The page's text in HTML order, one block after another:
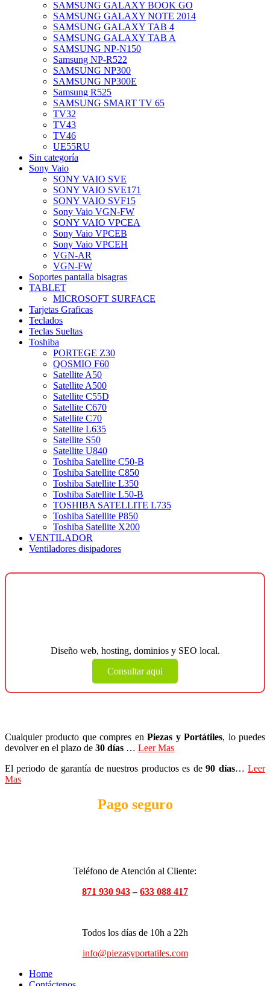
SAMSUNG GALAXY BOOK GO
SAMSUNG GALAXY NOTE 2014
SAMSUNG GALAXY TAB 4
SAMSUNG GALAXY TAB A
SAMSUNG NP-N150
Samsung NP-R522
SAMSUNG NP300
SAMSUNG NP300E
Samsung R525
SAMSUNG SMART TV 65
TV32
TV43
TV46
UE55RU
Sin categoría
Sony Vaio
SONY VAIO SVE
SONY VAIO SVE171
SONY VAIO SVF15
Sony Vaio VGN-FW
SONY VAIO VPCEA
Sony Vaio VPCEB
Sony Vaio VPCEH
VGN-AR
VGN-FW
Soportes pantalla bisagras
TABLET
MICROSOFT SURFACE
Tarjetas Graficas
Teclados
Teclas Sueltas
Toshiba
PORTEGE Z30
QOSMIO F60
Satellite A50
Satellite A500
Satellite C55D
Satellite C670
Satellite C70
Satellite L635
Satellite S50
Satellite U840
Toshiba Satellite C50-B
Toshiba Satellite C850
Toshiba Satellite L350
Toshiba Satellite L50-B
TOSHIBA SATELLITE L735
Toshiba Satellite P850
Toshiba Satellite X200
VENTILADOR
Ventiladores disipadores
Diseño web, hosting, dominios y SEO local.
Consultar aqui
Cualquier producto que compres enPiezas y Portátiles, lo puedes
devolver en el plazo de 30 días … Leer Mas
El periodo de garantía de nuestros productos es de90 días…Leer
Mas
Pago seguro
Teléfono de Atención al Cliente:
871 930 943–633 088 417
Todos los días de 10h a 22h
info@piezasyportatiles.com
Home